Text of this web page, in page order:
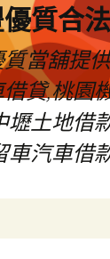
質合
當舖提
貸,桃園
壢土地借
車汽車借